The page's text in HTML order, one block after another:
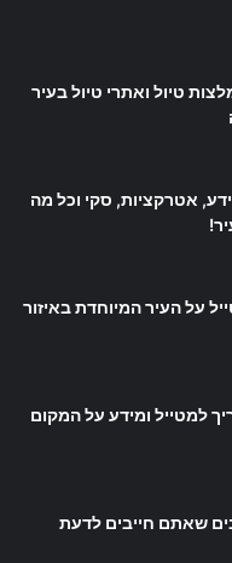
טיול ואתרי טיול בעיר
אטרקציות, סקי וכל מה
על העיר המיוחדת באיזור
למטייל ומידע על המקום
שאתם חייבים לדעת